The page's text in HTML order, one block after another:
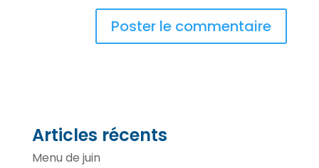
Articles récents
Menu de juin